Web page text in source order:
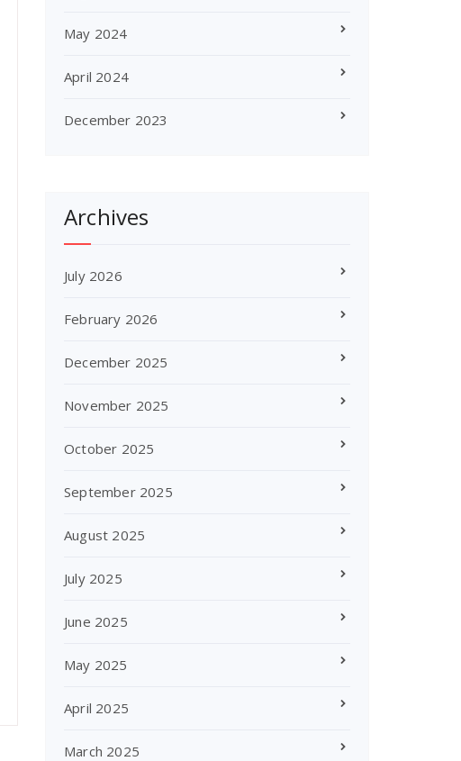
May 2024
April 2024
December 2023
Archives
July 2026
February 2026
December 2025
November 2025
October 2025
September 2025
August 2025
July 2025
June 2025
May 2025
April 2025
March 2025